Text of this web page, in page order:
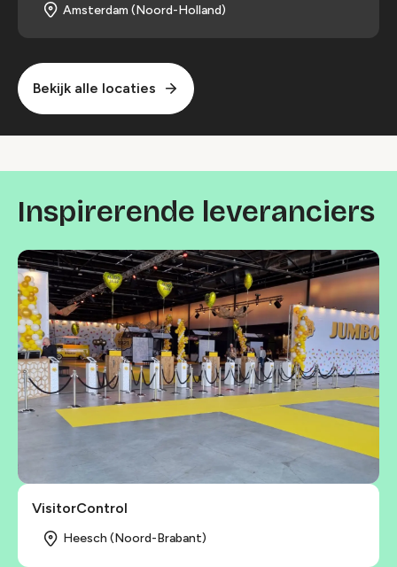
Amsterdam (Noord-Holland)
Bekijk alle locaties
Inspirerende leveranciers
VisitorControl
Heesch (Noord-Brabant)